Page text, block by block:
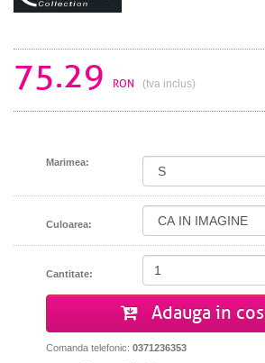
75.29 RON (tva inclus)
Marimea:
Culoarea:
Cantitate:
Adauga in cos
Comanda telefonic: 0371236353